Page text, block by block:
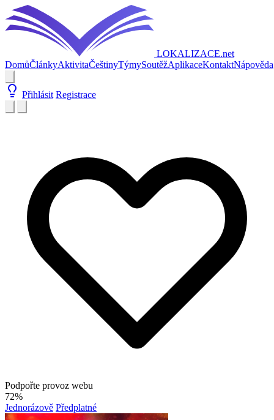
LOKALIZACE.net
DomůČlánkyAktivitaČeštinyTýmySoutěžAplikaceKontaktNápověda
Přihlásit Registrace
Podpořte provoz webu
72%
Jednorázově Předplatné